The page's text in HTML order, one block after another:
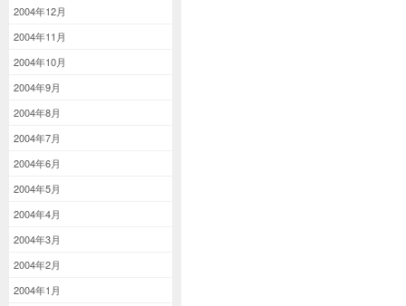
2004年12月
2004年11月
2004年10月
2004年9月
2004年8月
2004年7月
2004年6月
2004年5月
2004年4月
2004年3月
2004年2月
2004年1月